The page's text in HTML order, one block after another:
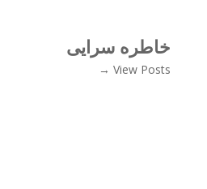
خاطره سرایی
View Posts →